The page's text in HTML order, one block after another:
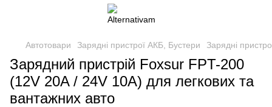
Автотовари Зарядні пристрої АКБ, Бустери Зарядні
Зарядний пристрій Foxsur FPT-200
(12V 20A / 24V 10A) для легкових та
вантажних авто